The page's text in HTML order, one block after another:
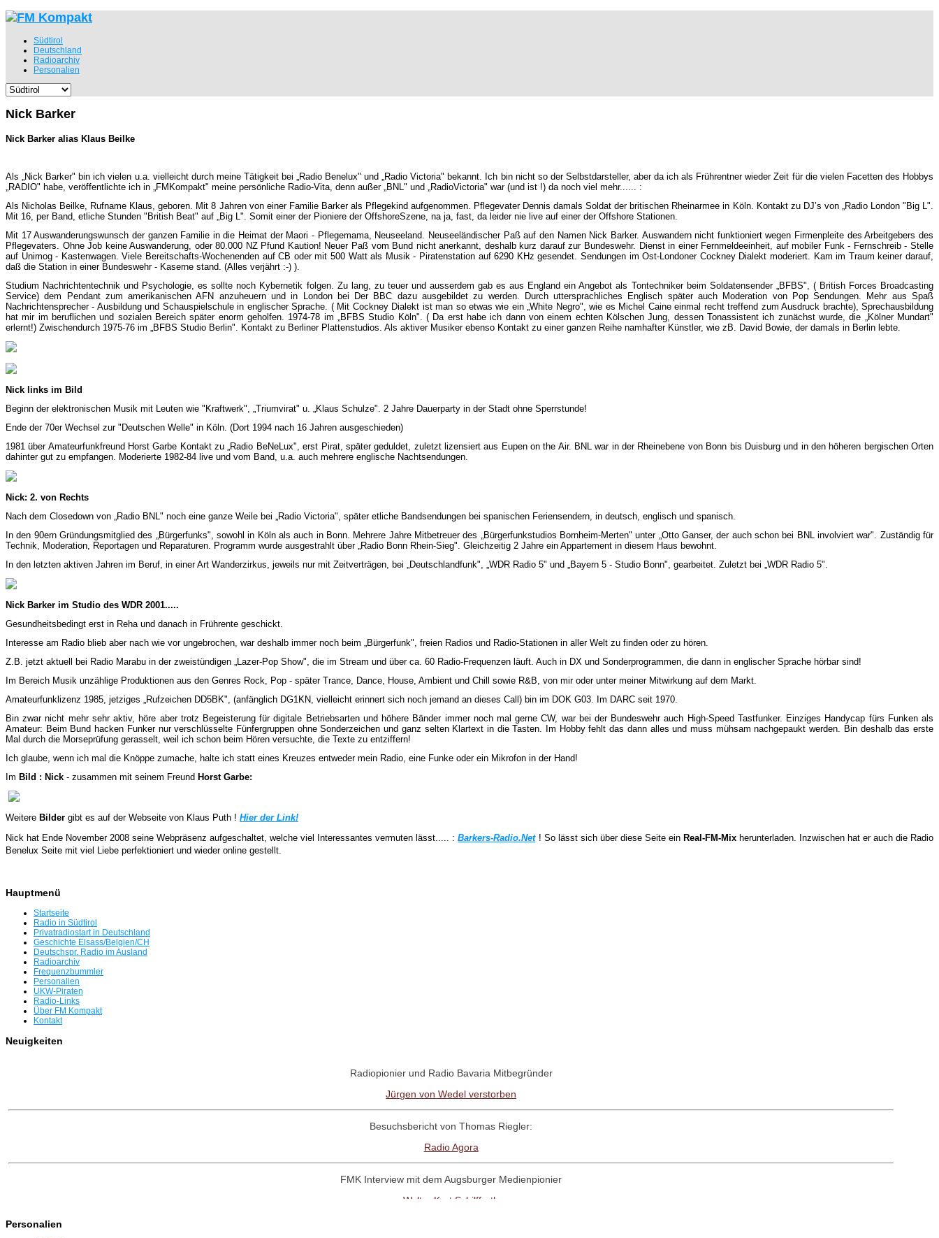
Südtirol
Deutschland
Radioarchiv
Personalien
Nick Barker
Nick Barker alias Klaus Beilke
Als „Nick Barker" bin ich vielen u.a. vielleicht durch meine Tätigkeit bei „Radio Benelux" und „Radio Victoria" bekannt. Ich bin nicht so der Selbstdarsteller, aber da ich als Frührentner wieder Zeit für die vielen Facetten des Hobbys
„RADIO" habe, veröffentlichte ich in „FMKompakt" meine persönliche Radio-Vita, denn außer „BNL" und „RadioVictoria" war (und ist !) da noch viel mehr...... :
Als Nicholas Beilke, Rufname Klaus, geboren. Mit 8 Jahren von einer Familie Barker als Pflegekind aufgenommen. Pflegevater Dennis damals Soldat der britischen Rheinarmee in Köln. Kontakt zu DJ’s von „Radio London "Big L".
Mit 16, per Band, etliche Stunden "British Beat" auf „Big L". Somit einer der Pioniere der OffshoreSzene, na ja, fast, da leider nie live auf einer der Offshore Stationen.
Mit 17 Auswanderungswunsch der ganzen Familie in die Heimat der Maori - Pflegemama, Neuseeland. Neuseeländischer Paß auf den Namen Nick Barker. Auswandern nicht funktioniert wegen Firmenpleite des Arbeitgebers des
Pflegevaters. Ohne Job keine Auswanderung, oder 80.000 NZ Pfund Kaution! Neuer Paß vom Bund nicht anerkannt, deshalb kurz darauf zur Bundeswehr. Dienst in einer Fernmeldeeinheit, auf mobiler Funk - Fernschreib - Stelle
auf Unimog - Kastenwagen. Viele Bereitschafts-Wochenenden auf CB oder mit 500 Watt als Musik - Piratenstation auf 6290 KHz gesendet. Sendungen im Ost-Londoner Cockney Dialekt moderiert. Kam im Traum keiner darauf,
daß die Station in einer Bundeswehr - Kaserne stand. (Alles verjährt :-) ).
Studium Nachrichtentechnik und Psychologie, es sollte noch Kybernetik folgen. Zu lang, zu teuer und ausserdem gab es aus England ein Angebot als Tontechniker beim Soldatensender „BFBS", ( British Forces Broadcasting
Service) dem Pendant zum amerikanischen AFN anzuheuern und in London bei Der BBC dazu ausgebildet zu werden. Durch uttersprachliches Englisch später auch Moderation von Pop Sendungen. Mehr aus Spaß
Nachrichtensprecher - Ausbildung und Schauspielschule in englischer Sprache. ( Mit Cockney Dialekt ist man so etwas wie ein „White Negro", wie es Michel Caine einmal recht treffend zum Ausdruck brachte), Sprechausbildung
hat mir im beruflichen und sozialen Bereich später enorm geholfen. 1974-78 im „BFBS Studio Köln". ( Da erst habe ich dann von einem echten Kölschen Jung, dessen Tonassistent ich zunächst wurde, die „Kölner Mundart"
erlernt!) Zwischendurch 1975-76 im „BFBS Studio Berlin". Kontakt zu Berliner Plattenstudios. Als aktiver Musiker ebenso Kontakt zu einer ganzen Reihe namhafter Künstler, wie zB. David Bowie, der damals in Berlin lebte.
Nick links im Bild
Beginn der elektronischen Musik mit Leuten wie "Kraftwerk", „Triumvirat" u. „Klaus Schulze". 2 Jahre Dauerparty in der Stadt ohne Sperrstunde!
Ende der 70er Wechsel zur "Deutschen Welle" in Köln. (Dort 1994 nach 16 Jahren ausgeschieden)
1981 über Amateurfunkfreund Horst Garbe Kontakt zu „Radio BeNeLux", erst Pirat, später geduldet, zuletzt lizensiert aus Eupen on the Air. BNL war in der Rheinebene von Bonn bis Duisburg und in den höheren bergischen Orten
dahinter gut zu empfangen. Moderierte 1982-84 live und vom Band, u.a. auch mehrere englische Nachtsendungen.
Nick: 2. von Rechts
Nach dem Closedown von „Radio BNL" noch eine ganze Weile bei „Radio Victoria", später etliche Bandsendungen bei spanischen Feriensendern, in deutsch, englisch und spanisch.
In den 90ern Gründungsmitglied des „Bürgerfunks", sowohl in Köln als auch in Bonn. Mehrere Jahre Mitbetreuer des „Bürgerfunkstudios Bornheim-Merten" unter „Otto Ganser, der auch schon bei BNL involviert war". Zuständig für
Technik, Moderation, Reportagen und Reparaturen. Programm wurde ausgestrahlt über „Radio Bonn Rhein-Sieg". Gleichzeitig 2 Jahre ein Appartement in diesem Haus bewohnt.
In den letzten aktiven Jahren im Beruf, in einer Art Wanderzirkus, jeweils nur mit Zeitverträgen, bei „Deutschlandfunk", „WDR Radio 5" und „Bayern 5 - Studio Bonn", gearbeitet. Zuletzt bei „WDR Radio 5".
Nick Barker im Studio des WDR 2001.....
Gesundheitsbedingt erst in Reha und danach in Frührente geschickt.
Interesse am Radio blieb aber nach wie vor ungebrochen, war deshalb immer noch beim „Bürgerfunk", freien Radios und Radio-Stationen in aller Welt zu finden oder zu hören.
Z.B. jetzt aktuell bei Radio Marabu in der zweistündigen „Lazer-Pop Show", die im Stream und über ca. 60 Radio-Frequenzen läuft. Auch in DX und Sonderprogrammen, die dann in englischer Sprache hörbar sind!
Im Bereich Musik unzählige Produktionen aus den Genres Rock, Pop - später Trance, Dance, House, Ambient und Chill sowie R&B, von mir oder unter meiner Mitwirkung auf dem Markt.
Amateurfunklizenz 1985, jetziges „Rufzeichen DD5BK", (anfänglich DG1KN, vielleicht erinnert sich noch jemand an dieses Call) bin im DOK G03. Im DARC seit 1970.
Bin zwar nicht mehr sehr aktiv, höre aber trotz Begeisterung für digitale Betriebsarten und höhere Bänder immer noch mal gerne CW, war bei der Bundeswehr auch High-Speed Tastfunker. Einziges Handycap fürs Funken als
Amateur: Beim Bund hacken Funker nur verschlüsselte Fünfergruppen ohne Sonderzeichen und ganz selten Klartext in die Tasten. Im Hobby fehlt das dann alles und muss mühsam nachgepaukt werden. Bin deshalb das erste
Mal durch die Morseprüfung gerasselt, weil ich schon beim Hören versuchte, die Texte zu entziffern!
Ich glaube, wenn ich mal die Knöppe zumache, halte ich statt eines Kreuzes entweder mein Radio, eine Funke oder ein Mikrofon in der Hand!
Im Bild : Nick - zusammen mit seinem Freund Horst Garbe:
Weitere Bilder gibt es auf der Webseite von Klaus Puth ! Hier der Link!
Nick hat Ende November 2008 seine Webpräsenz aufgeschaltet, welche viel Interessantes vermuten lässt..... :Barkers-Radio.Net! So lässt sich über diese Seite ein Real-FM-Mixherunterladen. Inzwischen hat er auch die Radio
Benelux Seite mit viel Liebe perfektioniert und wieder online gestellt.
Hauptmenü
Startseite
Radio in Südtirol
Privatradiostart in Deutschland
Geschichte Elsass/Belgien/CH
Deutschspr. Radio im Ausland
Radioarchiv
Frequenzbummler
Personalien
UKW-Piraten
Radio-Links
Über FM Kompakt
Kontakt
Neuigkeiten
Radiopionier und Radio Bavaria Mitbegründer
Jürgen von Wedel verstorben
Besuchsbericht von Thomas Riegler:
Radio Agora
FMK Interview mit dem Augsburger Medienpionier
Walter Kurt Schilffarth
Personalien